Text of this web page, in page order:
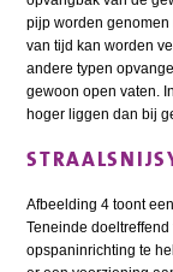
pijp worden
van tijd kan worden
andere typen
gewoon open vaten.
hoger liggen dan bij
Afbeelding 4 toont
Teneinde
opspaninrichting te